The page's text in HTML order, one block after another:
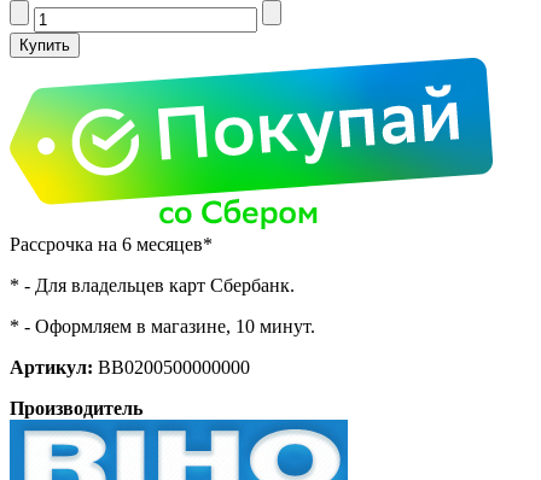
Рассрочка на 6 месяцев*
* - Для владельцев карт Сбербанк.
* - Оформляем в магазине, 10 минут.
Артикул: BB0200500000000
Производитель